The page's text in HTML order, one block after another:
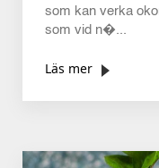
som kan verka
som vid n�...
Läs mer